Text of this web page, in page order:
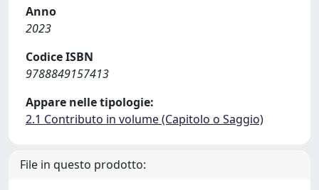
Anno
2023
Codice ISBN
9788849157413
Appare nelle tipologie:
2.1 Contributo in volume (Capitolo o Saggio)
File in questo prodotto: